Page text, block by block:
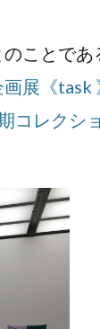
ことであ
展《task
コレクシ